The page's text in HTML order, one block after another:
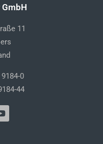
GmbH
11
0
44
Y
o